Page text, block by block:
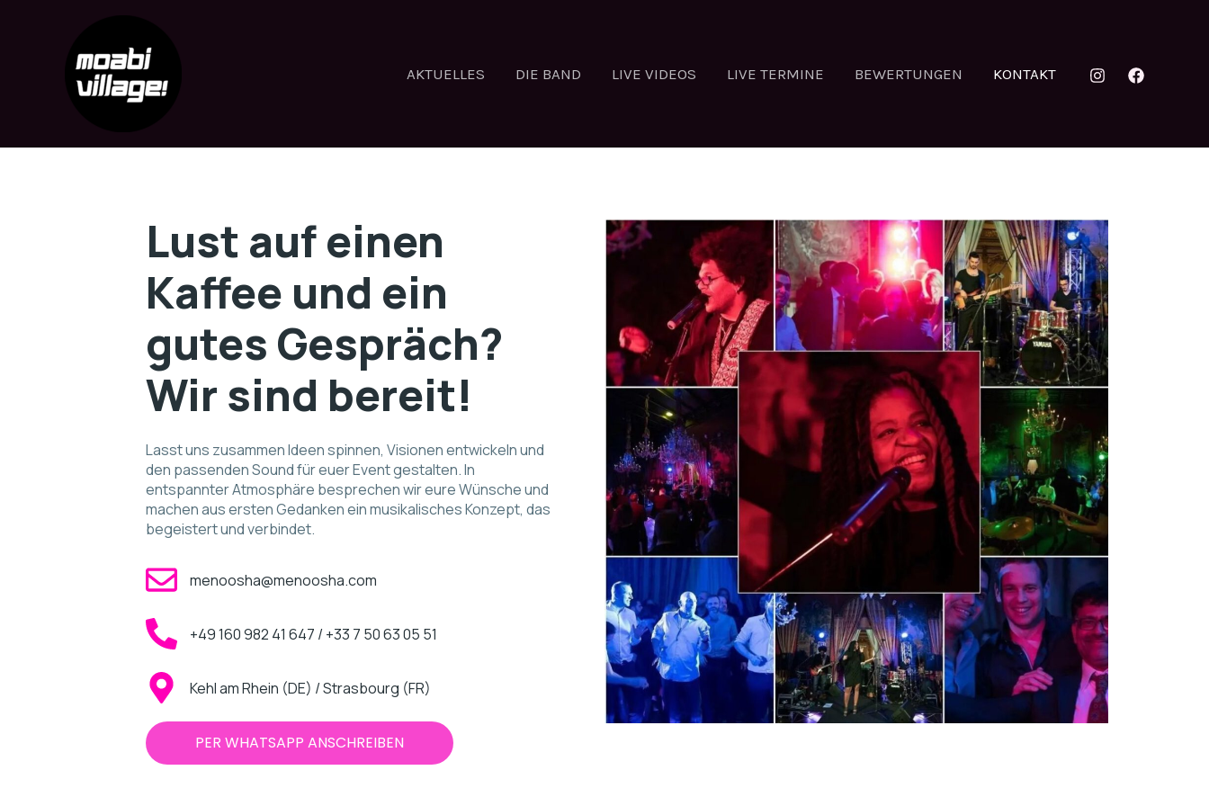
AKTUELLES DIE BAND LIVE VIDEOS LIVE TERMINE BEWERTUNGEN KONTAKT
Lust auf einen
Kaffee und ein
gutes Gespräch?
Wir sind bereit!
Lasst uns zusammen Ideen spinnen, Visionen entwickeln und
den passenden Sound für euer Event gestalten. In
entspannter Atmosphäre besprechen wir eure Wünsche und
machen aus ersten Gedanken ein musikalisches Konzept, das
begeistert und verbindet.
menoosha@menoosha.com
+49 160 982 41 647 / +33 7 50 63 05 51
Kehl am Rhein (DE) / Strasbourg (FR)
PER WHATSAPP ANSCHREIBEN